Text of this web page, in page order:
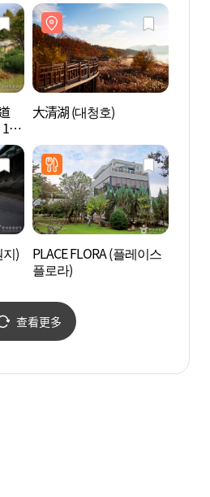
大清湖 (대청호)
)
PLACE FLORA (플레이스
플로라)
查看更多